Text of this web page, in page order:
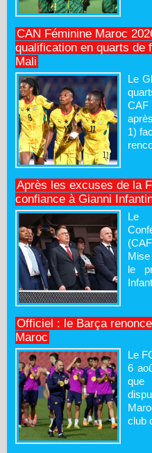
CAN Féminine Maroc
qualification en quarts de
Mali
Le
1)
Après les excuses de la
confiance à Gianni
Le
le
Officiel : le Barça
Maroc
Le
6
que
club